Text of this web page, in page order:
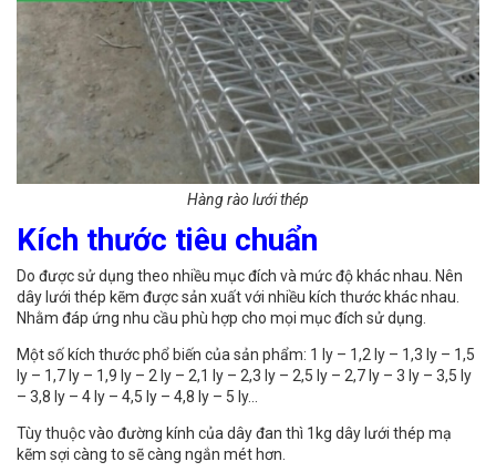
Hàng rào lưới thép
Kích thước tiêu chuẩn
Do được sử dụng theo nhiều mục đích và mức độ khác nhau. Nên
dây lưới thép kẽm được sản xuất với nhiều kích thước khác nhau.
Nhằm đáp ứng nhu cầu phù hợp cho mọi mục đích sử dụng.
Một số kích thước phổ biến của sản phẩm: 1 ly – 1,2 ly – 1,3 ly – 1,5
ly – 1,7 ly – 1,9 ly – 2 ly – 2,1 ly – 2,3 ly – 2,5 ly – 2,7 ly – 3 ly – 3,5 ly
– 3,8 ly – 4 ly – 4,5 ly – 4,8 ly – 5 ly…
Tùy thuộc vào đường kính của dây đan thì 1kg dây lưới thép mạ
kẽm sợi càng to sẽ càng ngắn mét hơn.